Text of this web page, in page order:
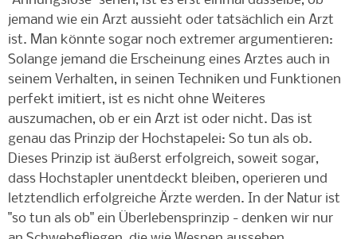
jemand wie ein Arzt aussieht oder tatsächlich ein Arzt
ist. Man könnte sogar noch extremer argumentieren:
Solange jemand die Erscheinung eines Arztes auch in
seinem Verhalten, in seinen Techniken und Funktionen
perfekt imitiert, ist es nicht ohne Weiteres
auszumachen, ob er ein Arzt ist oder nicht. Das ist
genau das Prinzip der Hochstapelei: So tun als ob.
Dieses Prinzip ist äußerst erfolgreich, soweit sogar,
dass Hochstapler unentdeckt bleiben, operieren und
letztendlich erfolgreiche Ärzte werden. In der Natur ist
"so tun als ob" ein Überlebensprinzip - denken wir nur